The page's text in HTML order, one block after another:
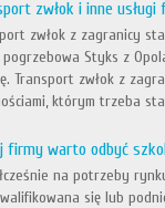
zwłok i inne
zwłok z zagranicy
pogrzebowa Styks z
Transport zwłok z
którym trzeba
firmy warto odbyć
na potrzeby
się lub